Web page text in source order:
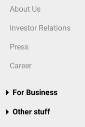
About Us
Investor Relations
Press
Career
For Business
Other stuff